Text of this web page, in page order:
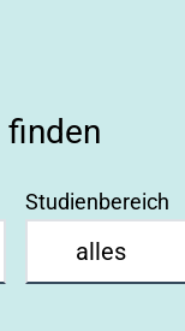
finden
Studienbereich